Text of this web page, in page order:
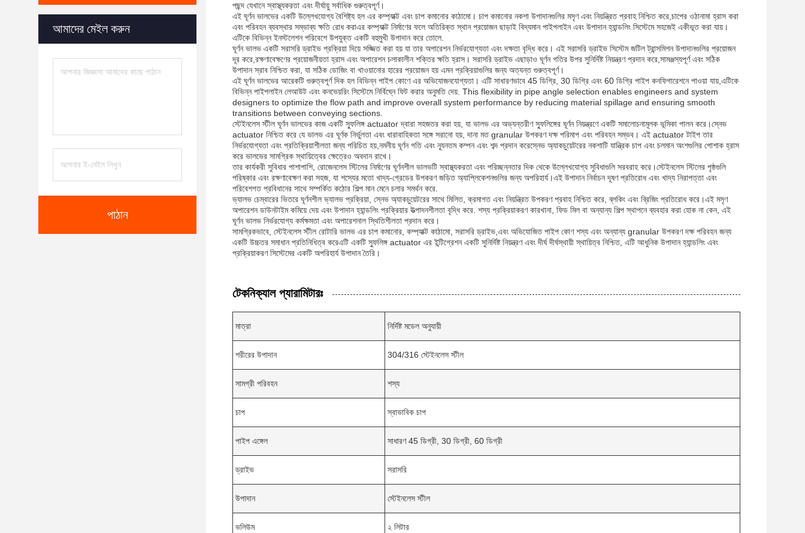
আমাদের মেইল ​​করুন
পাঠান
পছন্দ যেখানে স্বাস্থ্যকরতা এবং দীর্ঘায়ু সর্বাধিক গুরুত্বপূর্ণ।
এই ঘূর্ণন ভালভের একটি উল্লেখযোগ্য বৈশিষ্ট্য হল এর কম্প্যাক্ট এবং চাপ কমানোর কাঠামো। চাপ কমানোর নকশা উপাদানগুলির মসৃণ এবং নিয়ন্ত্রিত প্রবাহ নিশ্চিত করে,চাপের ওঠানামা হ্রাস করা
এবং পরিবহন ব্যবস্থার সম্ভাব্য ক্ষতি রোধ করাএর কম্প্যাক্ট নির্মাণের ফলে অতিরিক্ত স্থান প্রয়োজন ছাড়াই বিদ্যমান পাইপলাইন এবং উপাদান হ্যান্ডলিং সিস্টেমে সহজেই একীভূত করা যায়।
এটিকে বিভিন্ন ইনস্টলেশন পরিবেশে উপযুক্ত একটি বহুমুখী উপাদান করে তোলে.
ঘূর্ণন ভালভ একটি সরাসরি ড্রাইভ প্রক্রিয়া দিয়ে সজ্জিত করা হয় যা তার অপারেশন নির্ভরযোগ্যতা এবং দক্ষতা বৃদ্ধি করে। এই সরাসরি ড্রাইভ সিস্টেম জটিল ট্রান্সমিশন উপাদানগুলির প্রয়োজন
দূর করে,রক্ষণাবেক্ষণের প্রয়োজনীয়তা হ্রাস এবং অপারেশন চলাকালীন শক্তির ক্ষতি হ্রাস। সরাসরি ড্রাইভ এছাড়াও ঘূর্ণন গতির উপর সুনির্দিষ্ট নিয়ন্ত্রণ প্রদান করে,সামঞ্জস্যপূর্ণ এবং সঠিক
উপাদান স্রাব নিশ্চিত করা, যা সঠিক ডোজিং বা খাওয়ানোর হারের প্রয়োজন হয় এমন প্রক্রিয়াগুলির জন্য অত্যন্ত গুরুত্বপূর্ণ।
এই ঘূর্ণন ভালভের আরেকটি গুরুত্বপূর্ণ দিক হল বিভিন্ন পাইপ কোণে এর অভিযোজনযোগ্যতা। এটি সাধারণভাবে 45 ডিগ্রি, 30 ডিগ্রি এবং 60 ডিগ্রি পাইপ কনফিগারেশনে পাওয়া যায়,এটিকে
বিভিন্ন পাইপলাইন লেআউট এবং কনভেয়রিং সিস্টেমে নির্বিঘ্নে ফিট করার অনুমতি দেয়. This flexibility in pipe angle selection enables engineers and system
designers to optimize the flow path and improve overall system performance by reducing material spillage and ensuring smooth
transitions between conveying sections.
স্টেইনলেস স্টীল ঘূর্ণন ভালভের কাজ একটি স্ফুলিঙ্গ actuator দ্বারা সহজতর করা হয়, যা ভালভ এর অভ্যন্তরীণ স্ফুলিঙ্গের ঘূর্ণন নিয়ন্ত্রণে একটি সমালোচনামূলক ভূমিকা পালন করে।স্নেভ
actuator নিশ্চিত করে যে ভালভ এর ঘূর্ণক নির্ভুলতা এবং ধারাবাহিকতা সঙ্গে সরানো হয়, দানা মত granular উপকরণ দক্ষ পরিমাপ এবং পরিবহন সম্ভব। এই actuator টাইপ তার
নির্ভরযোগ্যতা এবং প্রতিক্রিয়াশীলতা জন্য পরিচিত হয়,নমনীয় ঘূর্ণন গতি এবং ন্যূনতম কম্পন এবং শব্দ প্রদান করেস্নেভ অ্যাকচুয়েটরের নকশাটি যান্ত্রিক চাপ এবং চলমান অংশগুলির পোশাক হ্রাস
করে ভালভের সামগ্রিক স্থায়িত্বের ক্ষেত্রেও অবদান রাখে।
তার কার্যকরী সুবিধার পাশাপাশি, রোজেনলেস স্টিলের নির্মাণের ঘূর্ণনশীল ভালভটি স্বাস্থ্যকরতা এবং পরিচ্ছন্নতার দিক থেকে উল্লেখযোগ্য সুবিধাগুলি সরবরাহ করে।স্টেইনলেস স্টিলের পৃষ্ঠগুলি
পরিষ্কার এবং রক্ষণাবেক্ষণ করা সহজ, যা শস্যের মতো খাদ্য-গ্রেডের উপকরণ জড়িত অ্যাপ্লিকেশনগুলির জন্য অপরিহার্য।এই উপাদান নির্বাচন দূষণ প্রতিরোধ এবং খাদ্য নিরাপত্তা এবং
পরিবেশগত প্রবিধানের সাথে সম্পর্কিত কঠোর শিল্প মান মেনে চলার সমর্থন করে.
ভ্যালভ চেম্বারের ভিতরে ঘূর্ণনশীল ভ্যালভ প্রক্রিয়া, স্নেভ অ্যাকচুয়েটরের সাথে মিলিত, ক্রমাগত এবং নিয়ন্ত্রিত উপকরণ প্রবাহ নিশ্চিত করে, ব্লকিং এবং ব্রিজিং প্রতিরোধ করে।এই মসৃণ
অপারেশন ডাউনটাইম কমিয়ে দেয় এবং উপাদান হ্যান্ডলিং প্রক্রিয়ার উত্পাদনশীলতা বৃদ্ধি করে. শস্য প্রক্রিয়াকরণ কারখানা, ফিড মিল বা অন্যান্য শিল্প স্থাপনে ব্যবহার করা হোক না কেন, এই
ঘূর্ণন ভালভ নির্ভরযোগ্য কর্মক্ষমতা এবং অপারেশনাল স্থিতিশীলতা প্রদান করে।
সামগ্রিকভাবে, স্টেইনলেস স্টীল রোটারি ভালভ এর চাপ কমানোর, কম্প্যাক্ট কাঠামো, সরাসরি ড্রাইভ,এবং অভিযোজিত পাইপ কোণ শস্য এবং অন্যান্য granular উপকরণ দক্ষ পরিবহন জন্য
একটি উচ্চতর সমাধান প্রতিনিধিত্ব করেএটি একটি স্ফুলিঙ্গ actuator এর ইন্টিগ্রেশন একটি সুনির্দিষ্ট নিয়ন্ত্রণ এবং দীর্ঘ দীর্ঘস্থায়ী স্থায়িত্ব নিশ্চিত, এটি আধুনিক উপাদান হ্যান্ডলিং এবং
প্রক্রিয়াকরণ সিস্টেমের একটি অপরিহার্য উপাদান তৈরি।
টেকনিক্যাল প্যারামিটারঃ
মাত্রা নির্দিষ্ট মডেল অনুযায়ী
শরীরের উপাদান 304/316 স্টেইনলেস স্টীল
সামগ্রী পরিবহন শস্য
চাপ স্বাভাবিক চাপ
পাইপ এঙ্গেল সাধারণ 45 ডিগ্রী, 30 ডিগ্রী, 60 ডিগ্রী
ড্রাইভ সরাসরি
উপাদান স্টেইনলেস স্টীল
ভলিউম ২ লিটার